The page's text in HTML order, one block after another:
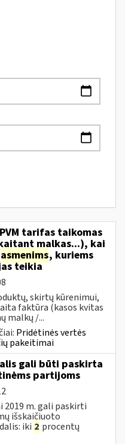
tarifas taikomas
malkas...), kai
asmenims, kuriems
teikia
skirtų kūrenimui,
faktūra (kasos kvitas
malkų /...
Pridėtinės vertės
pakeitimai
gali būti paskirta
partijoms
m. gali paskirti
išskaičiuoto
iki 2 procentų